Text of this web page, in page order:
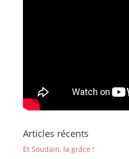
Articles récents
Et Soudain, la grâce !